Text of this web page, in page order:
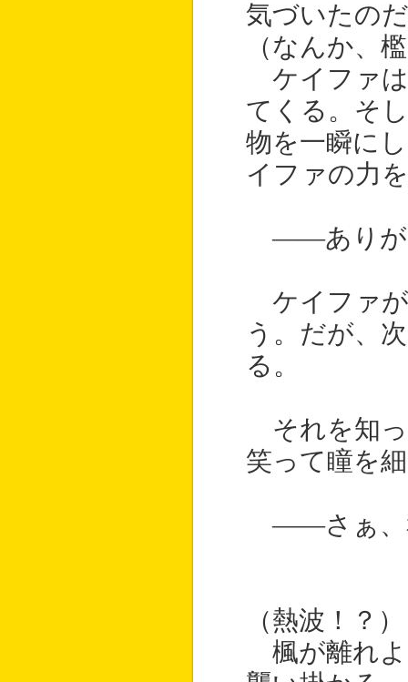
気づいたの
（なんか、
ケイファは
てくる。そ
物を一瞬に
イファの力
――ありが
ケイファが
う。だが、
る。
それを知っ
笑って瞳を
――さぁ、
（熱波！？）
楓が離れよ